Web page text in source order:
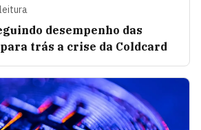
leitura
desempenho das
trás a crise da Coldcard